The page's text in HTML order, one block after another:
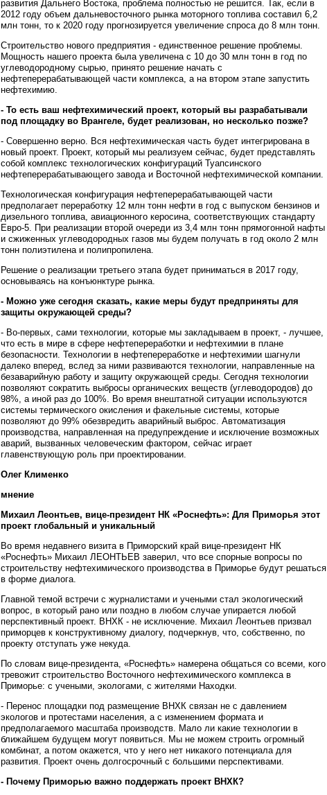
развития Дальнего Востока, проблема полностью не решится. Так, если в
2012 году объем дальневосточного рынка моторного топлива составил 6,2
млн тонн, то к 2020 году прогнозируется увеличение спроса до 8 млн тонн.
Строительство нового предприятия - единственное решение проблемы.
Мощность нашего проекта была увеличена с 10 до 30 млн тонн в год по
углеводородному сырью, принято решение начать с
нефтеперерабатывающей части комплекса, а на втором этапе запустить
нефтехимию.
- То есть ваш нефтехимический проект, который вы разрабатывали
под площадку во Врангеле, будет реализован, но несколько позже?
- Совершенно верно. Вся нефтехимическая часть будет интегрирована в
новый проект. Проект, который мы реализуем сейчас, будет представлять
собой комплекс технологических конфигураций Туапсинского
нефтеперерабатывающего завода и Восточной нефтехимической компании.
Технологическая конфигурация нефтеперерабатывающей части
предполагает переработку 12 млн тонн нефти в год с выпуском бензинов и
дизельного топлива, авиационного керосина, соответствующих стандарту
Евро-5. При реализации второй очереди из 3,4 млн тонн прямогонной нафты
и сжиженных углеводородных газов мы будем получать в год около 2 млн
тонн полиэтилена и полипропилена.
Решение о реализации третьего этапа будет приниматься в 2017 году,
основываясь на конъюнктуре рынка.
- Можно уже сегодня сказать, какие меры будут предприняты для
защиты окружающей среды?
- Во-первых, сами технологии, которые мы закладываем в проект, - лучшее,
что есть в мире в сфере нефтепереработки и нефтехимии в плане
безопасности. Технологии в нефтепереработке и нефтехимии шагнули
далеко вперед, вслед за ними развиваются технологии, направленные на
безаварийную работу и защиту окружающей среды. Сегодня технологии
позволяют сократить выбросы органических веществ (углеводородов) до
98%, а иной раз до 100%. Во время внештатной ситуации используются
системы термического окисления и факельные системы, которые
позволяют до 99% обезвредить аварийный выброс. Автоматизация
производства, направленная на предупреждение и исключение возможных
аварий, вызванных человеческим фактором, сейчас играет
главенствующую роль при проектировании.
Олег Клименко
мнение
Михаил Леонтьев, вице-президент НК «Роснефть»: Для Приморья этот
проект глобальный и уникальный
Во время недавнего визита в Приморский край вице-президент НК
«Роснефть» Михаил ЛЕОНТЬЕВ заверил, что все спорные вопросы по
строительству нефтехимического производства в Приморье будут решаться
в форме диалога.
Главной темой встречи с журналистами и учеными стал экологический
вопрос, в который рано или поздно в любом случае упирается любой
перспективный проект. ВНХК - не исключение. Михаил Леонтьев призвал
приморцев к конструктивному диалогу, подчеркнув, что, собственно, по
проекту отступать уже некуда.
По словам вице-президента, «Роснефть» намерена общаться со всеми, кого
тревожит строительство Восточного нефтехимического комплекса в
Приморье: с учеными, экологами, с жителями Находки.
- Перенос площадки под размещение ВНХК связан не с давлением
экологов и протестами населения, а с изменением формата и
предполагаемого масштаба производств. Мало ли какие технологии в
ближайшем будущем могут появиться. Мы не можем строить огромный
комбинат, а потом окажется, что у него нет никакого потенциала для
развития. Проект очень долгосрочный с большими перспективами.
- Почему Приморью важно поддержать проект ВНХК?